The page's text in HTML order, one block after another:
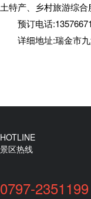
土特产、乡村旅游综合
预订电话
详细地址:瑞金市
HOTLINE
景区热线
0797-2351199